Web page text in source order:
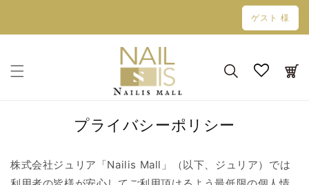
ゲスト 様
ー
プライバシーポリシー
株式会社ジュリア「Nailis Mall 」（以下、ジュリア）では